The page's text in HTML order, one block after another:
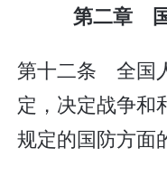
第二章
第十二条 全国
定，决定战争和
规定的国防方面